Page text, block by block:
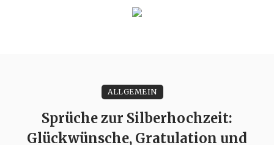
ALLGEMEIN
Sprüche zur Silberhochzeit:
Glückwünsche, Gratulation und